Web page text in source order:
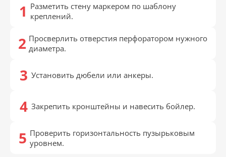
Разметить стену маркером по шаблону
креплений.
Просверлить отверстия перфоратором нужного
диаметра.
Установить дюбели или анкеры.
Закрепить кронштейны и навесить бойлер.
Проверить горизонтальность пузырьковым
уровнем.